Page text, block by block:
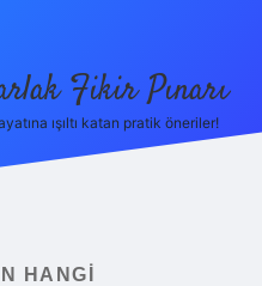
Fikir Pınarı
ışıltı katan pratik öneriler!
HANGI